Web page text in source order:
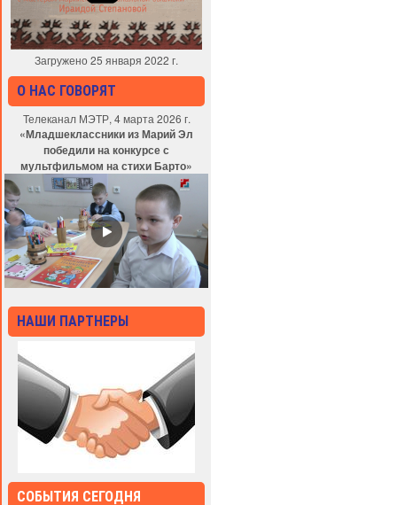
Загружено 25 января 2022 г.
О НАС ГОВОРЯТ
Телеканал МЭТР, 4 марта 2026 г.
«Младшеклассники из Марий Эл
победили на конкурсе с
мультфильмом на стихи Барто»
НАШИ ПАРТНЕРЫ
СОБЫТИЯ СЕГОДНЯ